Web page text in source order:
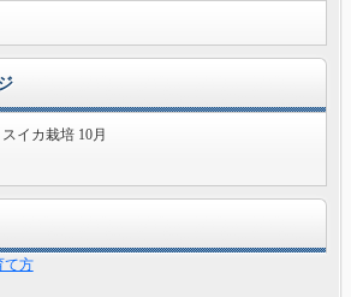
スイカ栽培 10月
て方